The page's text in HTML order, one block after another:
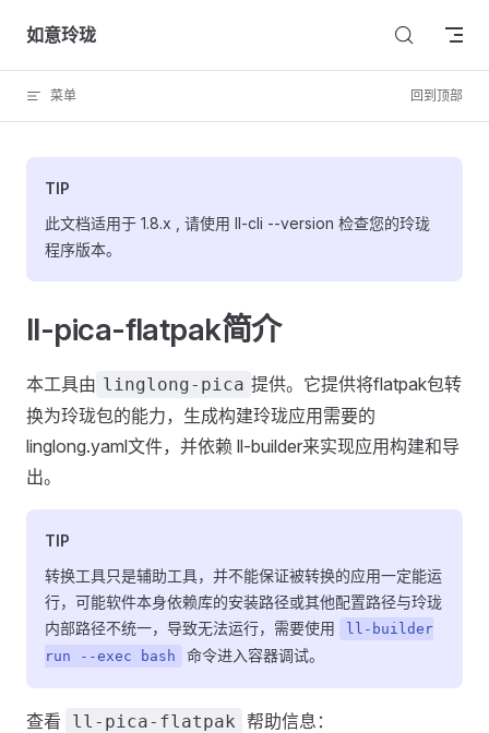
Skip to content
如意玲珑
菜单 回到顶部
TIP
此文档适用于 1.8.x , 请使用 ll-cli --version 检查您的玲珑
程序版本。
ll-pica-flatpak简介
本工具由 linglong-pica 提供。它提供将flatpak包转
换为玲珑包的能力，生成构建玲珑应用需要的
linglong.yaml文件，并依赖 ll-builder来实现应用构建和导
出。
TIP
转换工具只是辅助工具，并不能保证被转换的应用一定能运
行，可能软件本身依赖库的安装路径或其他配置路径与玲珑
内部路径不统一，导致无法运行，需要使用
ll-builder
run --exec bash
命令进入容器调试。
查看 ll-pica-flatpak 帮助信息：